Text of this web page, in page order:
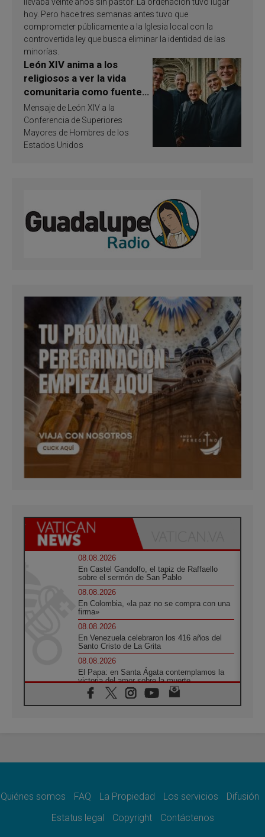
hoy. Pero hace tres semanas antes tuvo que
comprometer públicamente a la Iglesia local con la
controvertida ley que busca eliminar la identidad de las
minorías.
León XIV anima a los
religiosos a ver la vida
comunitaria como fuente
de inspiración y
santificación
Mensaje de León XIV a la
Conferencia de Superiores
Mayores de Hombres de los
Estados Unidos
08.08.2026
En Castel Gandolfo, el tapiz de Raffaello
sobre el sermón de San Pablo
08.08.2026
En Colombia, «la paz no se compra con una
firma»
08.08.2026
En Venezuela celebraron los 416 años del
Santo Cristo de La Grita
08.08.2026
El Papa: en Santa Ágata contemplamos la
victoria del amor sobre la muerte
08.08.2026
León XIV visitará el Santuario de la Madre
07.08.2026
07.08.2026
el compromiso del cristiano"
Quiénes somos FAQ La Propiedad Los servicios
Difusión
Estatus legal
Copyright Contáctenos